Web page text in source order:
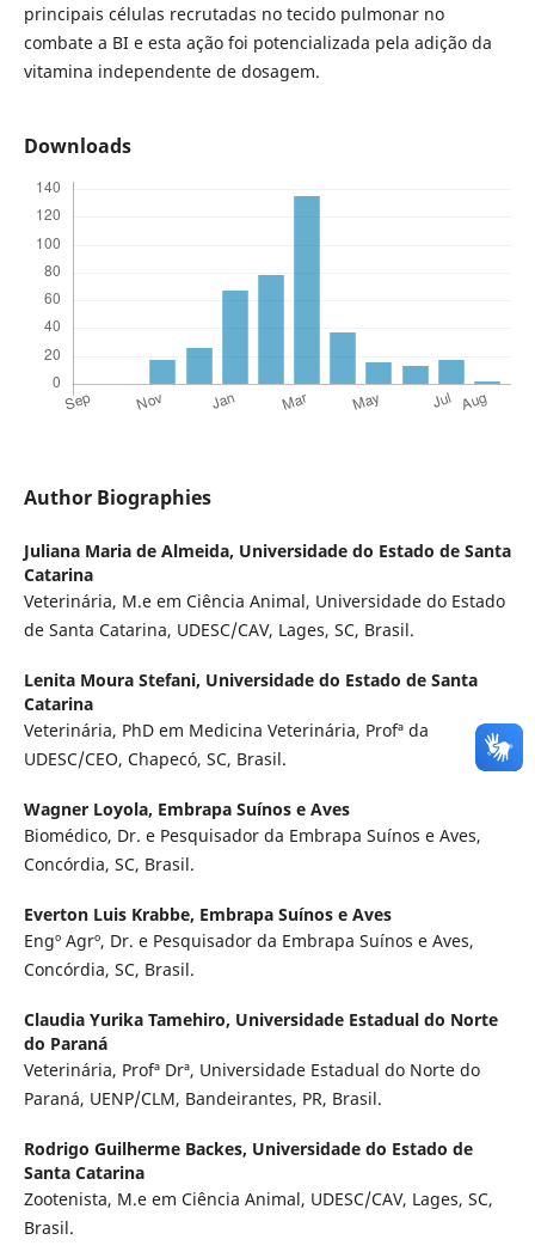
principais células recrutadas no tecido pulmonar no
combate a BI e esta ação foi potencializada pela adição da
vitamina independente de dosagem.
Downloads
Author Biographies
Juliana Maria de Almeida, Universidade do Estado de Santa
Catarina
Veterinária, M.e em Ciência Animal, Universidade do Estado
de Santa Catarina, UDESC/CAV, Lages, SC, Brasil.
Lenita Moura Stefani, Universidade do Estado de Santa
Catarina
Veterinária, PhD em Medicina Veterinária, Profª da
UDESC/CEO, Chapecó, SC, Brasil.
Wagner Loyola, Embrapa Suínos e Aves
Biomédico, Dr. e Pesquisador da Embrapa Suínos e Aves,
Concórdia, SC, Brasil.
Everton Luis Krabbe, Embrapa Suínos e Aves
Engº Agrº, Dr. e Pesquisador da Embrapa Suínos e Aves,
Concórdia, SC, Brasil.
Claudia Yurika Tamehiro, Universidade Estadual do Norte
do Paraná
Veterinária, Profª Drª, Universidade Estadual do Norte do
Paraná, UENP/CLM, Bandeirantes, PR, Brasil.
Rodrigo Guilherme Backes, Universidade do Estado de
Santa Catarina
Zootenista, M.e em Ciência Animal, UDESC/CAV, Lages, SC,
Brasil.